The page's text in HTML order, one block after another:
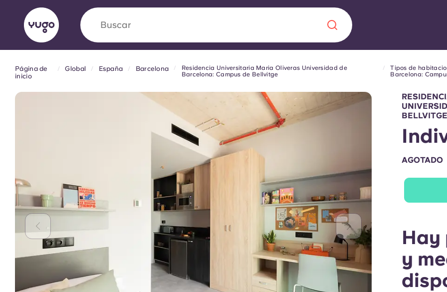
Buscar
Yugo VCARB: Impulsando una nueva era
en el alojamiento para estudiantes
La colaboración pionera Yugocon VCARB impulsa la innovación,
la ambición y momentos inolvidables para los estudiantes.
Quiénes somos
Preguntas
Blog
English (GB) English (US) Chinese Català
Página de
inicio
Global España Barcelona
Residencia Universitaria Maria Oliveras Universidad de
Barcelona: Campus de Bellvitge
Tipos de
Barcelona:
AGOTADO
Hay
y